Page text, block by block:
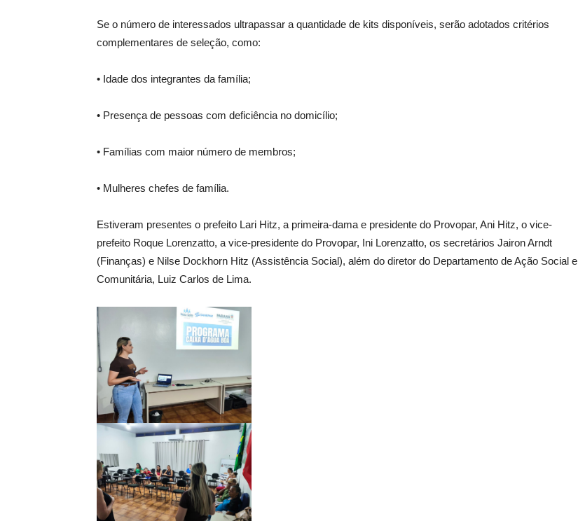
Se o número de interessados ultrapassar a quantidade de kits disponíveis, serão adotados critérios
complementares de seleção, como:
• Idade dos integrantes da família;
• Presença de pessoas com deficiência no domicílio;
• Famílias com maior número de membros;
• Mulheres chefes de família.
Estiveram presentes o prefeito Lari Hitz, a primeira-dama e presidente do Provopar, Ani Hitz, o vice-
prefeito Roque Lorenzatto, a vice-presidente do Provopar, Ini Lorenzatto, os secretários Jairon Arndt
(Finanças) e Nilse Dockhorn Hitz (Assistência Social), além do diretor do Departamento de Ação Social e
Comunitária, Luiz Carlos de Lima.